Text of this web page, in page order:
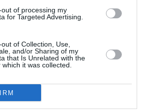
of processing my
for Targeted Advertising.
of Collection, Use,
and/or Sharing of my
that Is Unrelated with the
it was collected.
rudele din străinătate
DORI DE
ASEMENEA